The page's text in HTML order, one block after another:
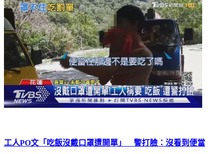
工人PO文「吃飯沒戴口罩遭開單」 警打臉：沒看到便當